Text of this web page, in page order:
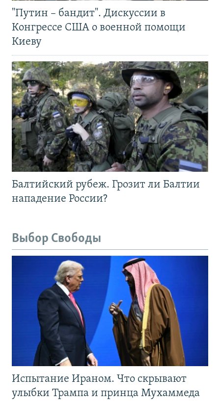
"Путин – бандит". Дискуссии в
Конгрессе США о военной помощи
Киеву
Балтийский рубеж. Грозит ли Балтии
нападение России?
Выбор Свободы
Испытание Ираном. Что скрывают
улыбки Трампа и принца Мухаммеда